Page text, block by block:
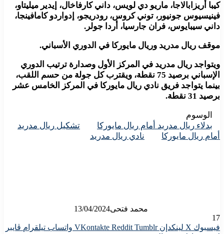
كيبا أريزابالاجا، ماريو دي لويس، داني كارفاخال، إيدير ميليتاو،
فينيسيوس جونيور، توني كروس، رودريجو، إدواردو كامافينجا،
داني سيبايوس، فران جارسيا، أردا جولر.
موقف ريال مدريد وريال مايوركا في الدوري الأسباني.
ويتواجد ريال مدريد في المركز الأول وصدارة ترتيب الدوري
الإسباني برصيد 75 نقطة، ويقترب كل جولة من حسم اللقب،
بينما يتواجد فريق نادي ريال مايوركا في المركز الخامس عشر
برصيد 31 نقطة.
الوسوم
بدلاء ريال مدريد أمام ريال مايوركا
تشكيل ريال مدريد
أمام ريال مايوركا
نادي ريال مدريد
محمد فتحى13/04/2024
17
فيسبوك X لينكدإن واتساب تيلقرام ڤايبر